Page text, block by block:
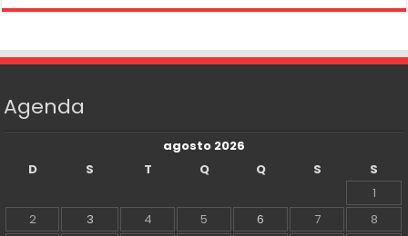
Agenda
agosto 2026
D
S T Q Q S
S
1
2
3 4 5 6 7
8